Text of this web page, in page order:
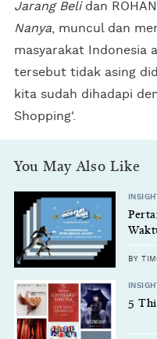
Jarang Belidan
Nanya , muncul dan
masyarakat Indonesia
tersebut tidak asing
kita sudah dihadapi
Shopping'.
You May Also Like
BY
5